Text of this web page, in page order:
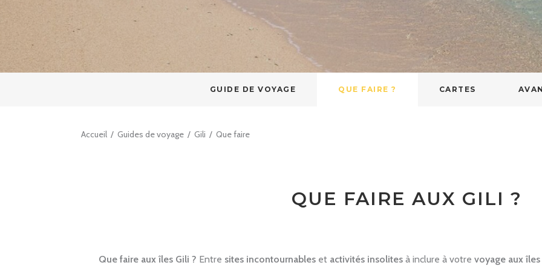
GUIDE DE VOYAGE QUE FAIRE ? CARTES
Accueil / Guides de voyage / Gili / Que faire
QUE FAIRE AUX GILI ?
Que faire aux îles Gili ? Entre sites incontournableset activités insolitesà inclure à votre voyage aux îles